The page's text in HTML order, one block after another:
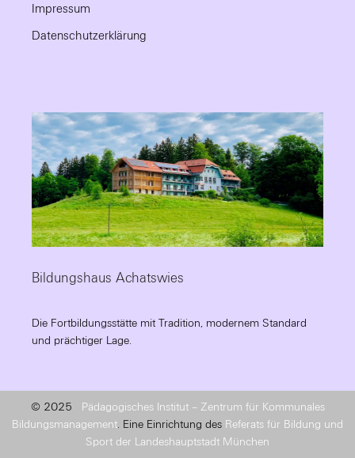
Impressum
Datenschutzerklärung
Bildungshaus Achatswies
Die Fortbildungsstätte mit Tradition, modernem Standard
und prächtiger Lage.
© 2025 Pädagogisches Institut – Zentrum für Kommunales
Bildungsmanagement. Eine Einrichtung des Referats für Bildung und
Sport der Landeshauptstadt München